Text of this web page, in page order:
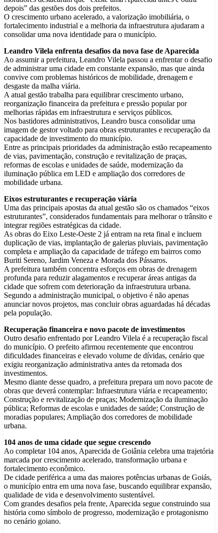
depois” das gestões dos dois prefeitos.
O crescimento urbano acelerado, a valorização imobiliária, o
fortalecimento industrial e a melhoria da infraestrutura ajudaram a
consolidar uma nova identidade para o município.
Leandro Vilela enfrenta desafios da nova fase de Aparecida
Ao assumir a prefeitura, Leandro Vilela passou a enfrentar o desafio
de administrar uma cidade em constante expansão, mas que ainda
convive com problemas históricos de mobilidade, drenagem e
desgaste da malha viária.
A atual gestão trabalha para equilibrar crescimento urbano,
reorganização financeira da prefeitura e pressão popular por
melhorias rápidas em infraestrutura e serviços públicos.
Nos bastidores administrativos, Leandro busca consolidar uma
imagem de gestor voltado para obras estruturantes e recuperação da
capacidade de investimento do município.
Entre as principais prioridades da administração estão recapeamento
de vias, pavimentação, construção e revitalização de praças,
reformas de escolas e unidades de saúde, modernização da
iluminação pública em LED e ampliação dos corredores de
mobilidade urbana.
Eixos estruturantes e recuperação viária
Uma das principais apostas da atual gestão são os chamados “eixos
estruturantes”, considerados fundamentais para melhorar o trânsito e
integrar regiões estratégicas da cidade.
As obras do Eixo Leste-Oeste 2 já entram na reta final e incluem
duplicação de vias, implantação de galerias pluviais, pavimentação
completa e ampliação da capacidade de tráfego em bairros como
Buriti Sereno, Jardim Veneza e Morada dos Pássaros.
A prefeitura também concentra esforços em obras de drenagem
profunda para reduzir alagamentos e recuperar áreas antigas da
cidade que sofrem com deterioração da infraestrutura urbana.
Segundo a administração municipal, o objetivo é não apenas
anunciar novos projetos, mas concluir obras aguardadas há décadas
pela população.
Recuperação financeira e novo pacote de investimentos
Outro desafio enfrentado por Leandro Vilela é a recuperação fiscal
do município. O prefeito afirmou recentemente que encontrou
dificuldades financeiras e elevado volume de dívidas, cenário que
exigiu reorganização administrativa antes da retomada dos
investimentos.
Mesmo diante desse quadro, a prefeitura prepara um novo pacote de
obras que deverá contemplar: Infraestrutura viária e recapeamento;
Construção e revitalização de praças; Modernização da iluminação
pública; Reformas de escolas e unidades de saúde; Construção de
moradias populares; Ampliação dos corredores de mobilidade
urbana.
104 anos de uma cidade que segue crescendo
Ao completar 104 anos, Aparecida de Goiânia celebra uma trajetória
marcada por crescimento acelerado, transformação urbana e
fortalecimento econômico.
De cidade periférica a uma das maiores potências urbanas de Goiás,
o município entra em uma nova fase, buscando equilibrar expansão,
qualidade de vida e desenvolvimento sustentável.
Com grandes desafios pela frente, Aparecida segue construindo sua
história como símbolo de progresso, modernização e protagonismo
no cenário goiano.